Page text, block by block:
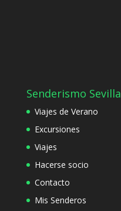
Senderismo Sevilla
Viajes de Verano
Excursiones
Viajes
Hacerse socio
Contacto
Mis Senderos